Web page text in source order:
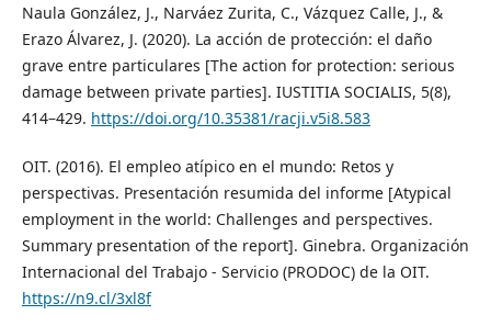
Naula González, J., Narváez Zurita, C., Vázquez Calle, J., &
Erazo Álvarez, J. (2020). La acción de protección: el daño
grave entre particulares [The action for protection: serious
damage between private parties]. IUSTITIA SOCIALIS, 5(8),
414–429. https://doi.org/10.35381/racji.v5i8.583
OIT. (2016). El empleo atípico en el mundo: Retos y
perspectivas. Presentación resumida del informe [Atypical
employment in the world: Challenges and perspectives.
Summary presentation of the report]. Ginebra. Organización
Internacional del Trabajo - Servicio (PRODOC) de la OIT.
https://n9.cl/3xl8f